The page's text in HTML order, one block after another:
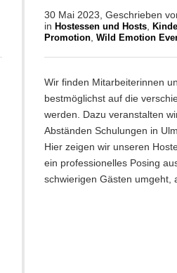
30 Mai 2023, Geschrieben
in Hostessen und Hosts,
Promotion, Wild Emotion
Wir finden Mitarbeiterinnen
bestmöglichst auf die
werden. Dazu veranstalten
Abständen Schulungen in
Hier zeigen wir unseren
ein professionelles Posing
schwierigen Gästen umgeht,